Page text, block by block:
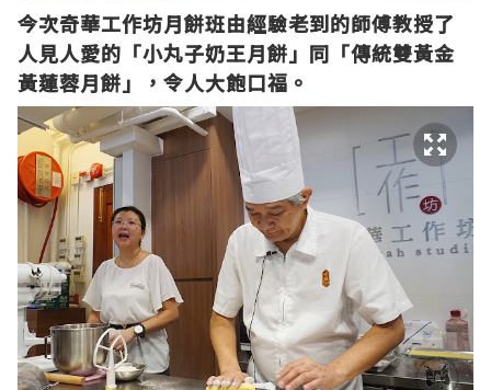
今次奇華工作坊月餅班由經驗老到的師傅教授了
人見人愛的「小丸子奶王月餅」同「傳統雙黃金
黃蓮蓉月餅」，令人大飽口福。